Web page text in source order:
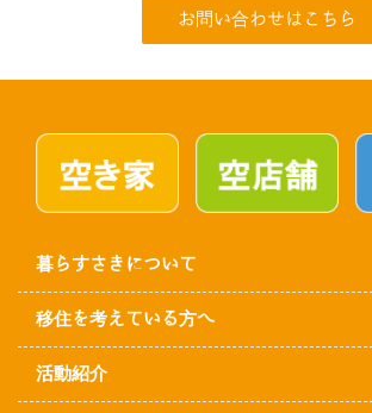
お問い合わせはこちら
暮らすさきについて
移住を考えている方へ
活動紹介